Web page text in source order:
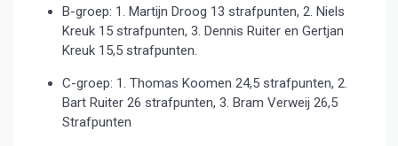
B-groep: 1. Martijn Droog 13 strafpunten, 2. Niels
Kreuk 15 strafpunten, 3. Dennis Ruiter en Gertjan
Kreuk 15,5 strafpunten.
C-groep: 1. Thomas Koomen 24,5 strafpunten, 2.
Bart Ruiter 26 strafpunten, 3. Bram Verweij 26,5
Strafpunten